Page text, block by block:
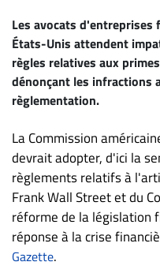
Métiers
Scoop?
CABINETS
ET
ENTREPRISES
Espace
entreprises
Page
entreprises
Publier
un
Les avocats d'entreprises
États-Unis attendent
règles relatives aux
dénonçant les infractions
règlementation.
La Commission
devrait adopter, d'ici la
règlements relatifs à
Frank Wall Street et du
réforme de la législation
réponse à la crise
Gazette.